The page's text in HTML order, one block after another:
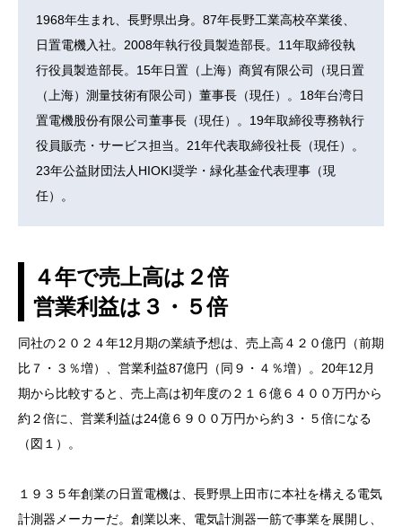
1968年生まれ、長野県出身。87年長野工業高校卒業後、
日置電機入社。2008年執行役員製造部長。11年取締役執
行役員製造部長。15年日置（上海）商貿有限公司（現日置
（上海）測量技術有限公司）董事長（現任）。18年台湾日
置電機股份有限公司董事長（現任）。19年取締役専務執行
役員販売・サービス担当。21年代表取締役社長（現任）。
23年公益財団法人HIOKI奨学・緑化基金代表理事（現
任）。
４年で売上高は２倍
営業利益は３・５倍
同社の２０２４年12月期の業績予想は、売上高４２０億円（前期
比７・３％増）、営業利益87億円（同９・４％増）。20年12月
期から比較すると、売上高は初年度の２１６億６４００万円から
約２倍に、営業利益は24億６９００万円から約３・５倍になる
（図１）。
１９３５年創業の日置電機は、長野県上田市に本社を構える電気
計測器メーカーだ。創業以来、電気計測器一筋で事業を展開し、